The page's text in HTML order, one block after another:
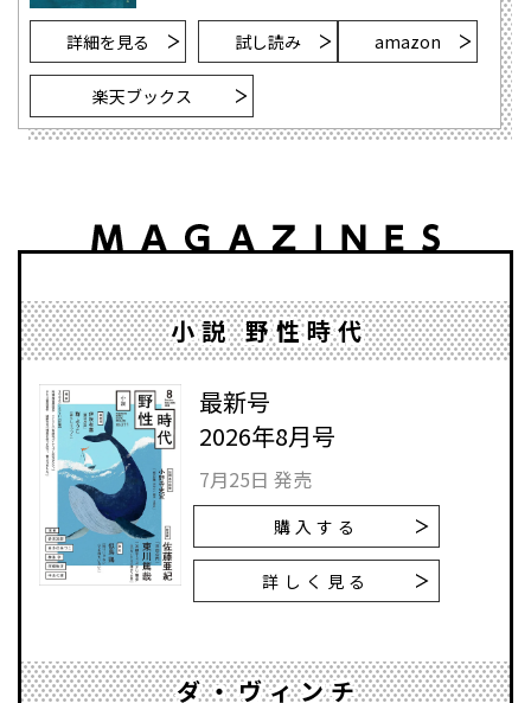
詳細を見る 試し読み amazon
楽天ブックス
小説 野性時代
最新号
2026年8月号
7月25日 発売
購入する
詳しく見る
ダ・ヴィンチ